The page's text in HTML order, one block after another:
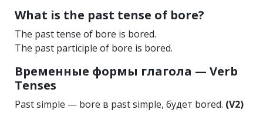
What is the past tense of bore?
The past tense of bore is bored.
The past participle of bore is bored.
Временные формы глагола — Verb
Tenses
Past simple — bore в past simple, будет bored. (V2)